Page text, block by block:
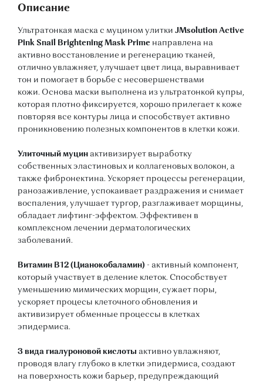
Описание
Ультратонкая маска с муцином улитки JMsolution Active
Pink Snail Brightening Mask Prime направлена на
активно восстановление и регенерацию тканей,
отлично увлажняет, улучшает цвет лица, выравнивает
тон и помогает в борьбе с несовершенствами
кожи. Основа маски выполнена из ультратонкой купры,
которая плотно фиксируется, хорошо прилегает к коже
повторяя все контуры лица и способствует активно
проникновению полезных компонентов в клетки кожи.
Улиточный муцин активизирует выработку
собственных эластиновых и коллагеновых волокон, а
также фибронектина. Ускоряет процессы регенерации,
ранозаживление, успокаивает раздражения и снимает
воспаления, улучшает тургор, разглаживает морщины,
обладает лифтинг-эффектом. Эффективен в
комплексном лечении дерматологических
заболеваний.
Витамин В12 (Цианокобаламин) - активный компонент,
который участвует в деление клеток. Способствует
уменьшению мимических морщин, сужает поры,
ускоряет процесы клеточного обновления и
активизирует обменные процессы в клетках
эпидермиса.
3 вида гиалуроновой кислоты активно увлажняют,
проводя влагу глубоко в клетки эпидермиса, создают
на поверхность кожи барьер, предупреждающий